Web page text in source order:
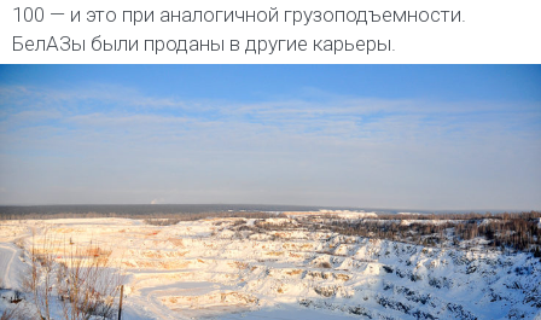
100 — и это при аналогичной грузоподъемности.
БелАЗы были проданы в другие карьеры.